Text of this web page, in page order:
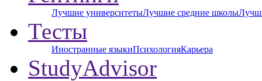
Лучшие университетыЛучшие средние школы
Тесты
Иностранные языкиПсихологияКарьера
StudyAdvisor